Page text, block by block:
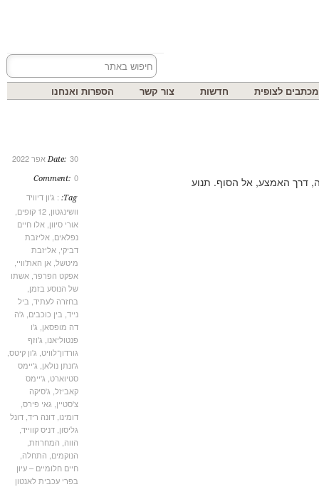
לצופית חדשות צור קשר הספרות ואנחנו
Date:
Comment:
: ג'ון דיוויד
וושינגטון,12 קופים
,
אורי סיוון ,אלו חיים
נפלאים,אליזבת
דביקי,אליזבת
מיטשל,אן האת'וויי,
אפקט הפרפר,אשתו
של הנוסע בזמן,
בחזרה לעתיד,ביל
,בין כוכבים,ג'ה
דה מופסאן,ג'ו
פנטוליאנו,ג'וזף
גורדון־לוויט,ג'ון קיטס,
ג'ונתן נולאן,ג'יימס
סטיוארט,ג'יימס
קאביזל,ג'סיקה
צ'סטיין,גאי פירס,
דומינו,דונה ריד, דונל
גליסון,דניס קווייד,
,המחרוזת,
הנוקמים,התחלה,
חיים חלומיים – עיון
בפרי עכבית לאנטון
האמצע, אל הסוף. תנוע